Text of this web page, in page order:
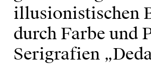
illusionistischen
durch Farbe und
Serigrafien